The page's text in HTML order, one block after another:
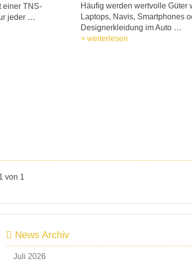
einer TNS-
jeder …
Häufig werden wertvolle Güter
Laptops, Navis, Smartphones
Designerkleidung im Auto …
> weiterlesen
von 1
News Archiv
Juli 2026